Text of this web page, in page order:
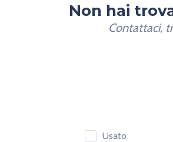
Non hai
Contattaci,
Usato